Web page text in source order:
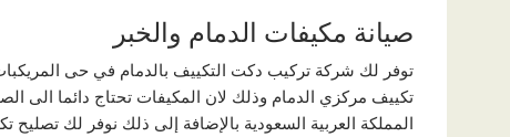
صيانة مكيفات الدمام والخبر
توفر لك شركة تركيب دكت التكييف بالدمام في حى
تكييف مركزي الدمام وذلك لان المكيفات تحتاج دائما الى
المملكة العربية السعودية بالإضافة إلى ذلك نوفر لك